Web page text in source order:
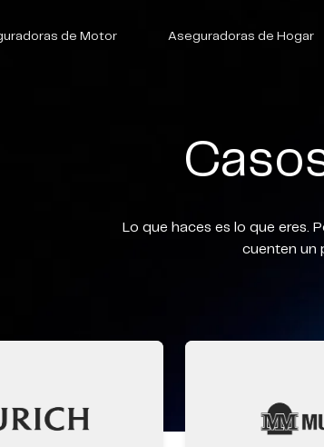
de Motor Aseguradoras de Hogar
Lo que haces es lo que eres.
cuenten un